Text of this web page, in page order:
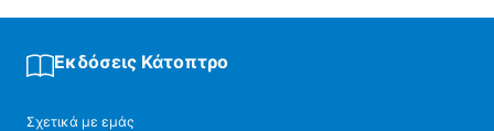
Εκδόσεις Κάτοπτρο
Σχετικά με εμάς